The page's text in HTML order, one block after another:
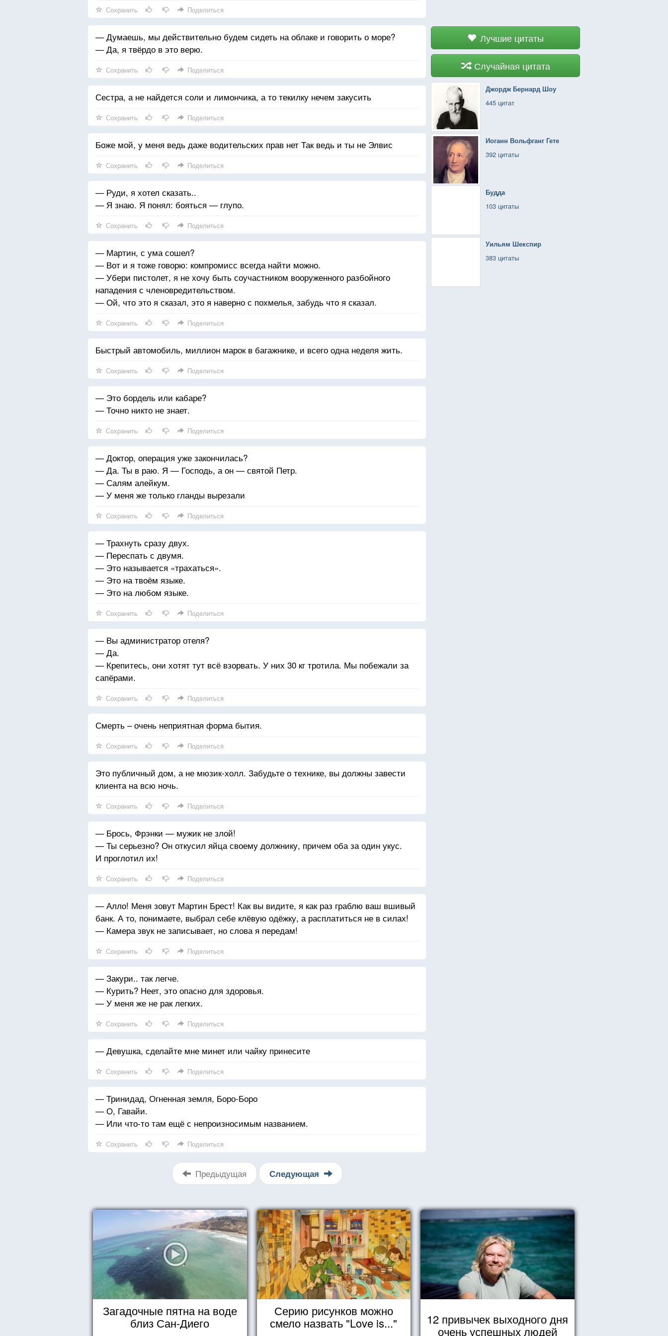
Лучшие цитаты
Случайная цитата
Джордж Бернард Шоу
445 цитат
Иоганн Вольфганг Гете
392 цитаты
Будда
103 цитаты
Уильям Шекспир
383 цитаты
Сохранить Поделиться
— Думаешь, мы действительно будем сидеть на облаке и говорить о море?
— Да, я твёрдо в это верю.
Сохранить Поделиться
Сестра, а не найдется соли и лимончика, а то текилку нечем закусить
Сохранить Поделиться
Боже мой, у меня ведь даже водительских прав нет Так ведь и ты не Элвис
Сохранить Поделиться
— Руди, я хотел сказать..
— Я знаю. Я понял: бояться — глупо.
Сохранить Поделиться
— Мартин, с ума сошел?
— Вот и я тоже говорю: компромисс всегда найти можно.
— Убери пистолет, я не хочу быть соучастником вооруженного разбойного
нападения с членовредительством.
— Ой, что это я сказал, это я наверно с похмелья, забудь что я сказал.
Сохранить Поделиться
Быстрый автомобиль, миллион марок в багажнике, и всего одна неделя жить.
Сохранить Поделиться
— Это бордель или кабаре?
— Точно никто не знает.
Сохранить Поделиться
— Доктор, операция уже закончилась?
— Да. Ты в раю. Я — Господь, а он — святой Петр.
— Салям алейкум.
— У меня же только гланды вырезали
Сохранить Поделиться
— Трахнуть сразу двух.
— Переспать с двумя.
— Это называется «трахаться».
— Это на твоём языке.
— Это на любом языке.
Сохранить Поделиться
— Вы администратор отеля?
— Да.
— Крепитесь, они хотят тут всё взорвать. У них 30 кг тротила. Мы побежали за
сапёрами.
Сохранить Поделиться
Смерть – очень неприятная форма бытия.
Сохранить Поделиться
Это публичный дом, а не мюзик-холл. Забудьте о технике, вы должны завести
клиента на всю ночь.
Сохранить Поделиться
— Брось, Фрэнки — мужик не злой!
— Ты серьезно? Он откусил яйца своему должнику, причем оба за один укус.
И проглотил их!
Сохранить Поделиться
— Алло! Меня зовут Мартин Брест! Как вы видите, я как раз граблю ваш вшивый
банк. А то, понимаете, выбрал себе клёвую одёжку, а расплатиться не в силах!
— Камера звук не записывает, но слова я передам!
Сохранить Поделиться
— Закури.. так легче.
— Курить? Неет, это опасно для здоровья.
— У меня же не рак легких.
Сохранить Поделиться
— Девушка, сделайте мне минет или чайку принесите
Сохранить Поделиться
— Тринидад, Огненная земля, Боро-Боро
— О, Гавайи.
— Или что-то там ещё с непроизносимым названием.
Сохранить Поделиться
Предыдущая Следующая
Загадочные пятна на воде
близ Сан-Диего
Серию рисунков можно
смело назвать "Love is..."
12 привычек выходного дня
очень успешных людей